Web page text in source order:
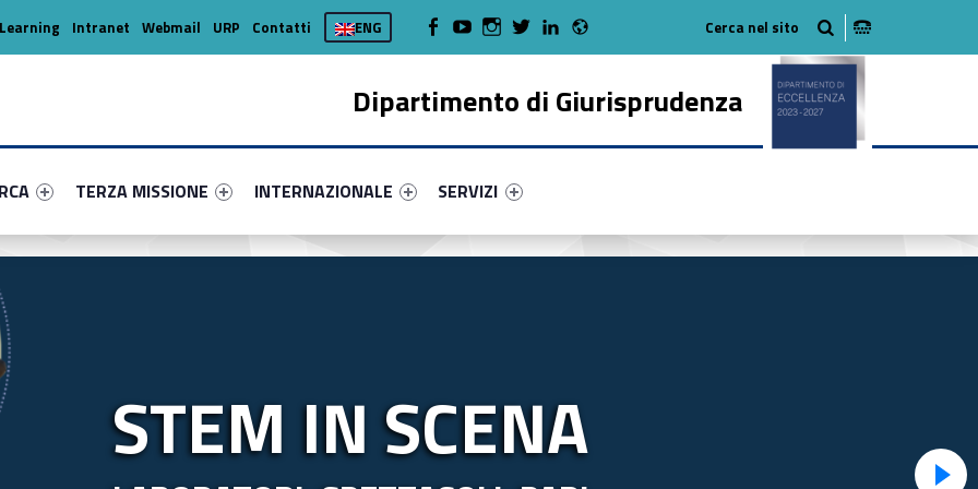
Dipartimento di Giurisprudenza
primary-28622-16
#link-menu-primary-49535-37
Link identifier #link-menu-primary-93265-45
TERZA MISSIONE
Link identifier #link-menu-primary-10580-50
INTERNAZIONALE
Link identifier #link-menu-primary-42244-62
SERVIZI
Intranet Webmail URP Contatti ENG WebMan on Facebook
WebMan on YoutubeWebMan on Instagram
WebMan on TwitterWebMan on LinkedIn
STEM IN SCENA